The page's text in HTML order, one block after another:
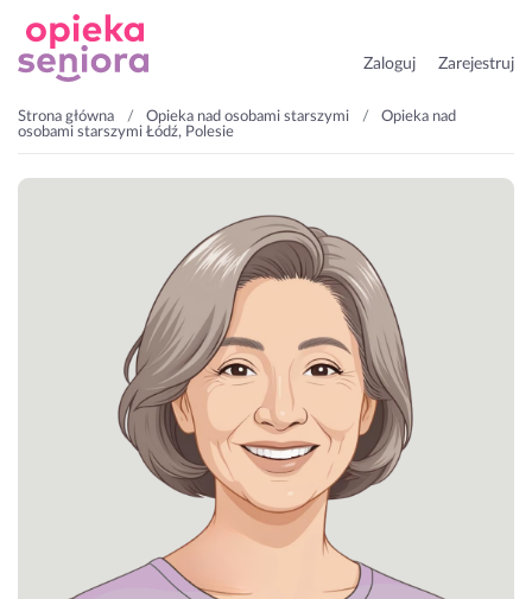
Zaloguj Zarejestruj
Strona główna Opieka nad osobami starszymi
Opieka nad
osobami starszymi Łódź, Polesie